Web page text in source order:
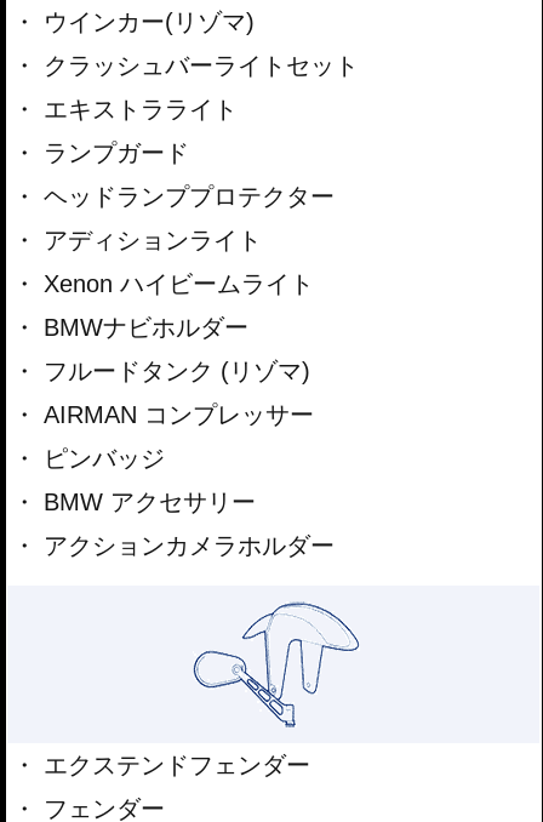
ウインカー(リゾマ)
クラッシュバーライトセット
エキストラライト
ランプガード
ヘッドランププロテクター
アディションライト
Xenon ハイビームライト
BMWナビホルダー
フルードタンク (リゾマ)
AIRMAN コンプレッサー
ピンバッジ
BMW アクセサリー
アクションカメラホルダー
エクステンドフェンダー
フェンダー